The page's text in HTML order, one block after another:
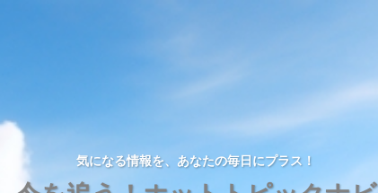
気になる情報を、あなたの毎日にプラス！